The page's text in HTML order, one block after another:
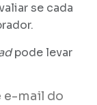
se cada
pode levar
e-mail do